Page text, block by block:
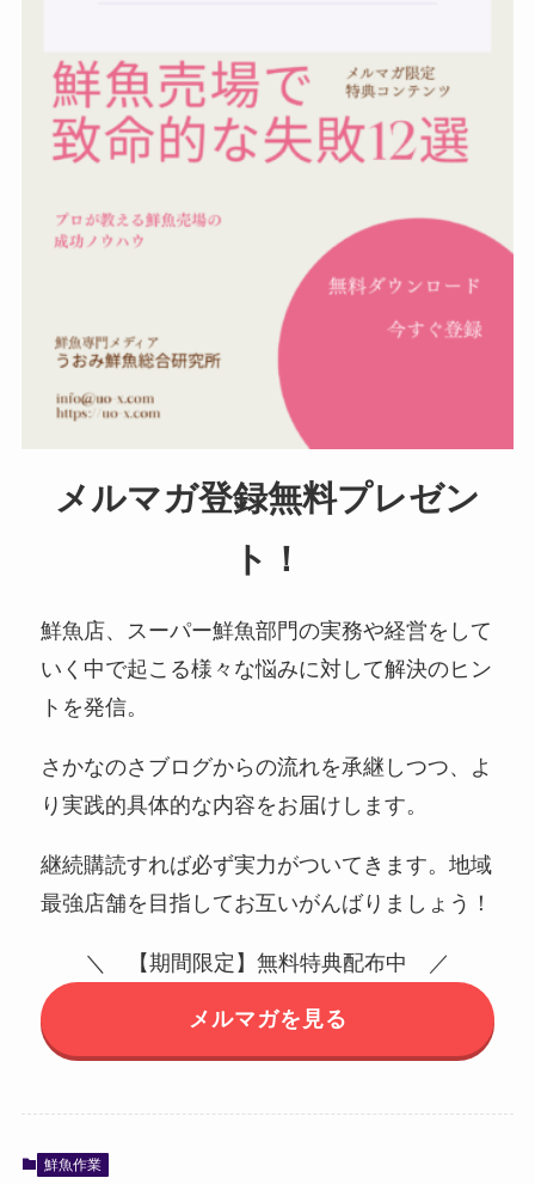
メルマガ登録無料プレゼン
ト！
鮮魚店、スーパー鮮魚部門の実務や経営をして
いく中で起こる様々な悩みに対して解決のヒン
トを発信。
さかなのさブログからの流れを承継しつつ、よ
り実践的具体的な内容をお届けします。
継続購読すれば必ず実力がついてきます。地域
最強店舗を目指してお互いがんばりましょう！
＼ 【期間限定】無料特典配布中 ／
メルマガを見る
鮮魚作業